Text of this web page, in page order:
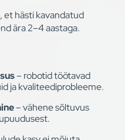
et hästi kavandatud
ära 2–4 aastaga.
– robotid töötavad
ja kvaliteediprobleeme.
– vähene sõltuvus